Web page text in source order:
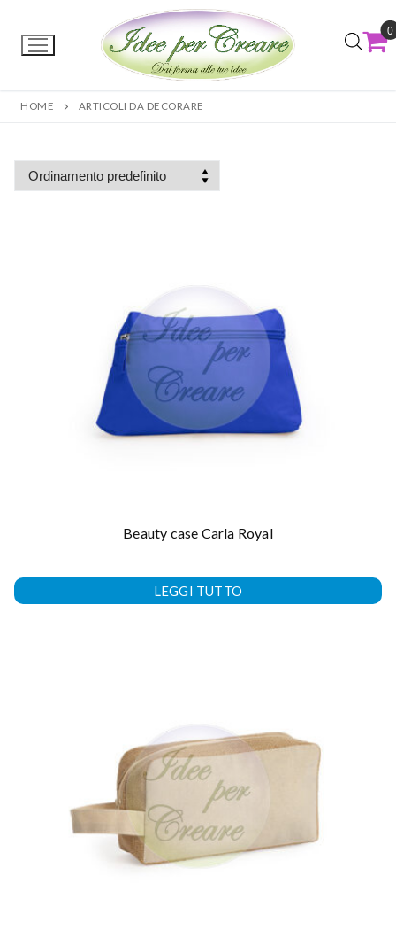
0
HOME ARTICOLI DA DECORARE
Beauty case Carla Royal
LEGGI TUTTO